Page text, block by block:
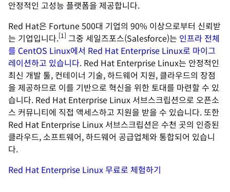
안정적인 고성능 플랫폼을 제공합니다.
Red Hat은 Fortune 500대 기업의 90% 이상으로부터 신뢰받
는 기업입니다.[1] 그중 세일즈포스(Salesforce)는 인프라 전체
를 CentOS Linux에서 Red Hat Enterprise Linux로 마이그
레이션하고 있습니다. Red Hat Enterprise Linux는 안정적인
최신 개발 툴, 컨테이너 기술, 하드웨어 지원, 클라우드의 장점
을 제공하므로 이를 기반으로 혁신을 위한 토대를 마련할 수 있
습니다. Red Hat Enterprise Linux 서브스크립션으로 오픈소
스 커뮤니티에 직접 액세스하고 지원을 받을 수 있습니다. 또한
Red Hat Enterprise Linux 서브스크립션은 수천 곳의 인증된
클라우드, 소프트웨어, 하드웨어 공급업체와 통합되어 있습니
다.
Red Hat Enterprise Linux 무료로 체험하기